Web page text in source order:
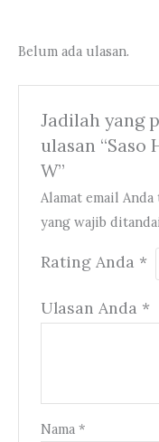
Belum ada ulasan.
Jadilah yang
ulasan “Saso
W”
Alamat email
yang wajib
Rating Anda *
Ulasan Anda *
Nama*